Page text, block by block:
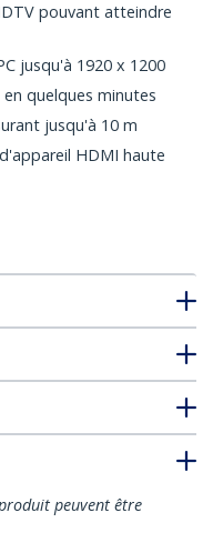
pouvant atteindre
jusqu'à 1920 x 1200
quelques minutes
jusqu'à 10 m
HDMI haute
peuvent être